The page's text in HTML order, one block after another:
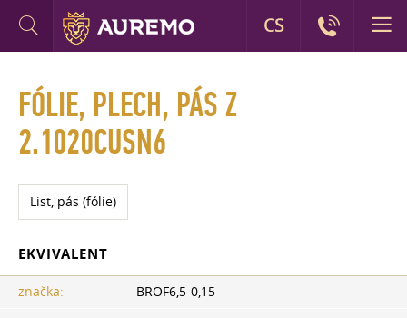
FÓLIE, PLECH, PÁS Z
2.1020CUSN6
List, pás (fólie)
EKVIVALENT
značka:
BROF6,5-0,15
CS